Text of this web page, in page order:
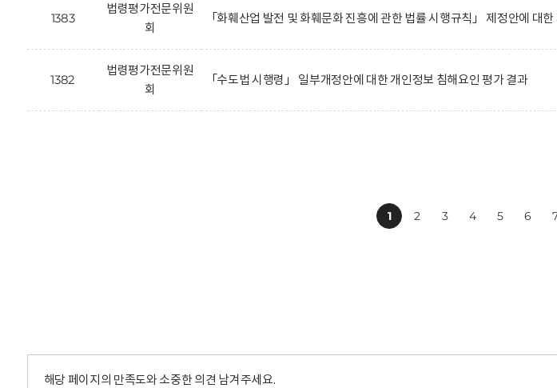
1383
법령평가전문위원
회
「화훼산업 발전 및 화훼문화 진흥에 관한 법률 시행규칙」 제정안에 대
1382
법령평가전문위원
회
「수도법 시행령」 일부개정안에 대한 개인정보 침해요인 평가 결과
1 2 3 4 5 6
해당 페이지의 만족도와 소중한 의견 남겨주세요.